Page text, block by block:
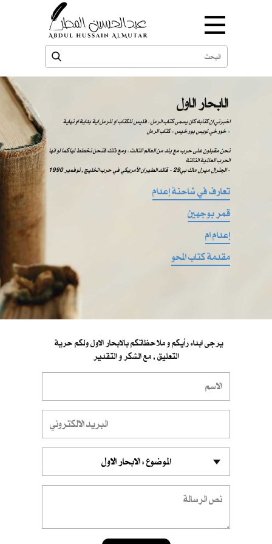
الابحار الاول
اخبرني ان كتابه كان يسمى كتاب الرمل ، فليس للكتاب او للرمل اية بداية او نهاية
خورخي لويس بورخيس - كتاب الرمل -
نحن مقبلون على حرب مع بلد من العالم الثالث ، ومع ذلك فنحن نخطط لها كما لو انها
الحرب العالمية الثالثة
الجنرال ميرل ماك بي29 - قائد الطيران الأمريكي في حرب الخليج , نوفمبر 1990 -
تعارف في شاحنة إعدام
قمر بوجهين
إعدام ام
مقدمة كتاب المحو
التعليق , مع الشكر و التقدير